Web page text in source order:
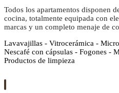
Todos los apartamentos disponen
cocina, totalmente equipada con
marcas y un completo menaje de
Lavavajillas - Vitrocerámica -
Nescafé con cápsulas - Fogones -
Productos de limpieza